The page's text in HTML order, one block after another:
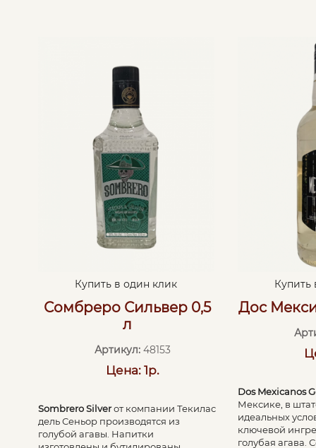
Купить в один клик
Сомбреро Сильвер 0,5
л
Артикул: 48153
Цена: 1р.
Sombrero Silverот компании Текилас
дель Сеньор производятся из
голубой агавы. Напитки
Купить
Дос
Dos Mexicanos
Мексике, в
идеальных
ключевой
голубая агава.